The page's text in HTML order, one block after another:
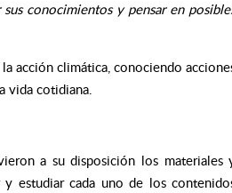
conocimientos y pensar en
acción climática, conociendo
vida cotidiana.
a su disposición los materiales
estudiar cada uno de los